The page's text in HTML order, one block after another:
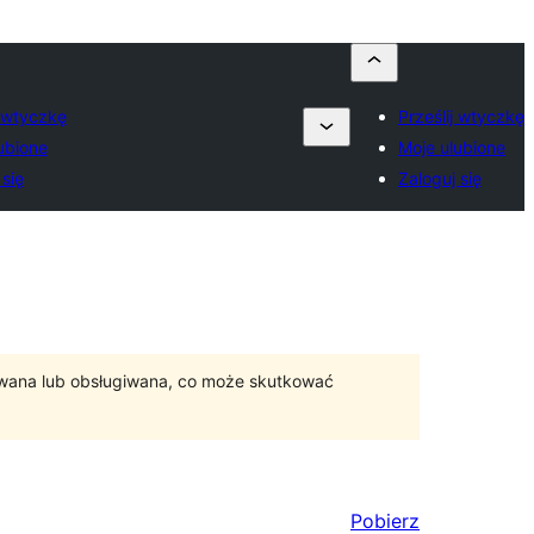
Prześlij wtyczkę
Moje ulubione
Zaloguj się
lub obsługiwana, co może skutkować
Pobierz